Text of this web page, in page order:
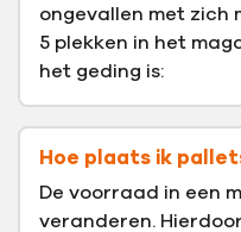
ongevallen met zich
5 plekken in het
het geding is:
Hoe plaats ik
De voorraad in een
veranderen.